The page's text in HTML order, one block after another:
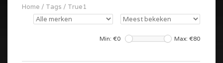
Home / Tags / True1
Min: €0 Max: €80